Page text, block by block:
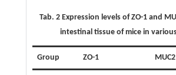
Tab. 2 Expression levels of ZO-1 and
intestinal tissue of mice in
Group ZO-1 MUC2